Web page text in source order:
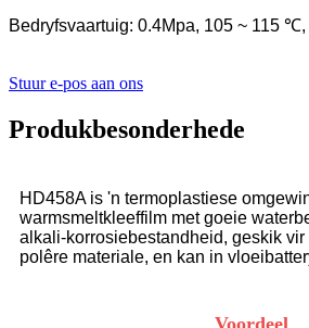
Bedryfsvaartuig: 0.4Mpa, 105 ~ 115
Stuur e-pos aan ons
Produkbesonderhede
HD458A is 'n termoplastiese
warmsmeltkleeffilm met goeie
alkali-korrosiebestandheid, geskik
polêre materiale, en kan in
Voordeel